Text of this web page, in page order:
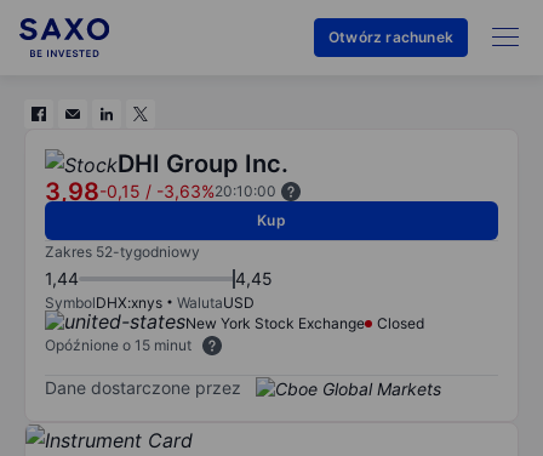
Otwórz rachunek
DHI Group Inc.
3,98-0,15 / -3,63%20:10:00
Kup
Zakres 52-tygodniowy
1,44 4,45
SymbolDHX:xnys WalutaUSD
New York Stock Exchange
Closed
Opóźnione o 15 minut
Dane dostarczone przez